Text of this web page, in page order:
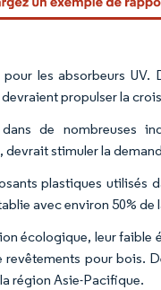
les absorbeurs
propulser la
de nombreuses
stimuler la
plastiques utilisés
avec environ 50%
écologique, leur faible
pour bois.
région Asie-Pacifique.